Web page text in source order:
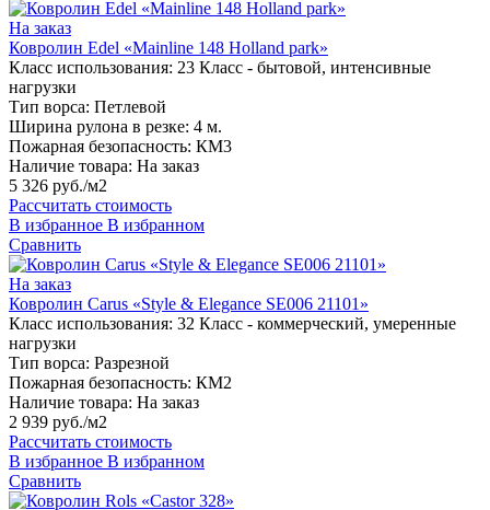
На заказ
Ковролин Edel «Mainline 148 Holland park»
Класс использования: 23 Класс - бытовой, интенсивные
нагрузки
Тип ворса: Петлевой
Ширина рулона в резке: 4 м.
Пожарная безопасность: КМ3
Наличие товара: На заказ
5 326 руб./м2
Рассчитать стоимость
В избранное В избранном
Сравнить
На заказ
Ковролин Carus «Style & Elegance SE006 21101»
Класс использования: 32 Класс - коммерческий, умеренные
нагрузки
Тип ворса: Разрезной
Пожарная безопасность: КМ2
Наличие товара: На заказ
2 939 руб./м2
Рассчитать стоимость
В избранное В избранном
Сравнить